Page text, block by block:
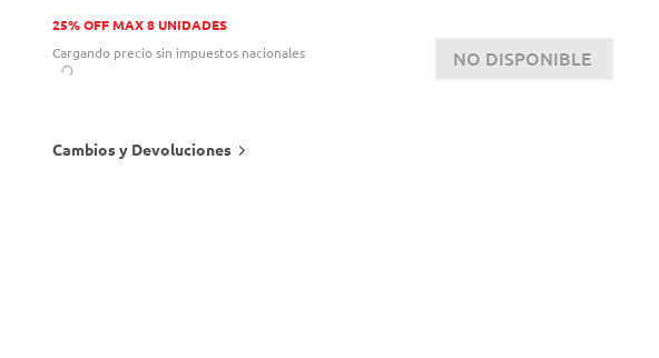
25% OFF MAX 8 UNIDADES
Cargando precio sin impuestos nacionales
NO DISPONIBLE
Cambios y Devoluciones